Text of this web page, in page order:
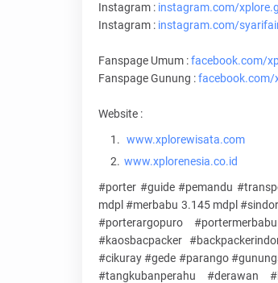
Instagram : instagram.com/
Instagram : instagram.com/
Fanspage Umum :facebook.com/
Fanspage Gunung :facebook.com/
Website :
www.xplorewisata.com
www.xplorenesia.co.id
#porter #guide #pemandu
mdpl #merbabu 3.145 mdpl
#porterargopuro
#kaosbacpacker
#cikuray #gede #parango
#tangkubanperahu #derawan